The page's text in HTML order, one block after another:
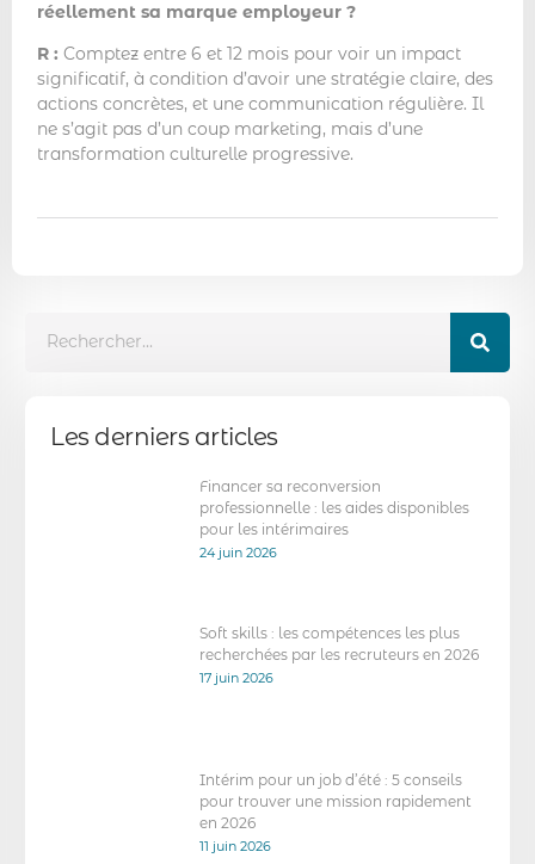
réellement sa marque employeur ?
R : Comptez entre 6 et 12 mois pour voir un impact
significatif, à condition d’avoir une stratégie claire, des
actions concrètes, et une communication régulière. Il
ne s’agit pas d’un coup marketing, mais d’une
transformation culturelle progressive.
Les derniers articles
Financer sa reconversion
professionnelle : les aides disponibles
pour les intérimaires
24 juin 2026
Soft skills : les compétences les plus
recherchées par les recruteurs en 2026
17 juin 2026
Intérim pour un job d’été : 5 conseils
pour trouver une mission rapidement
en 2026
11 juin 2026